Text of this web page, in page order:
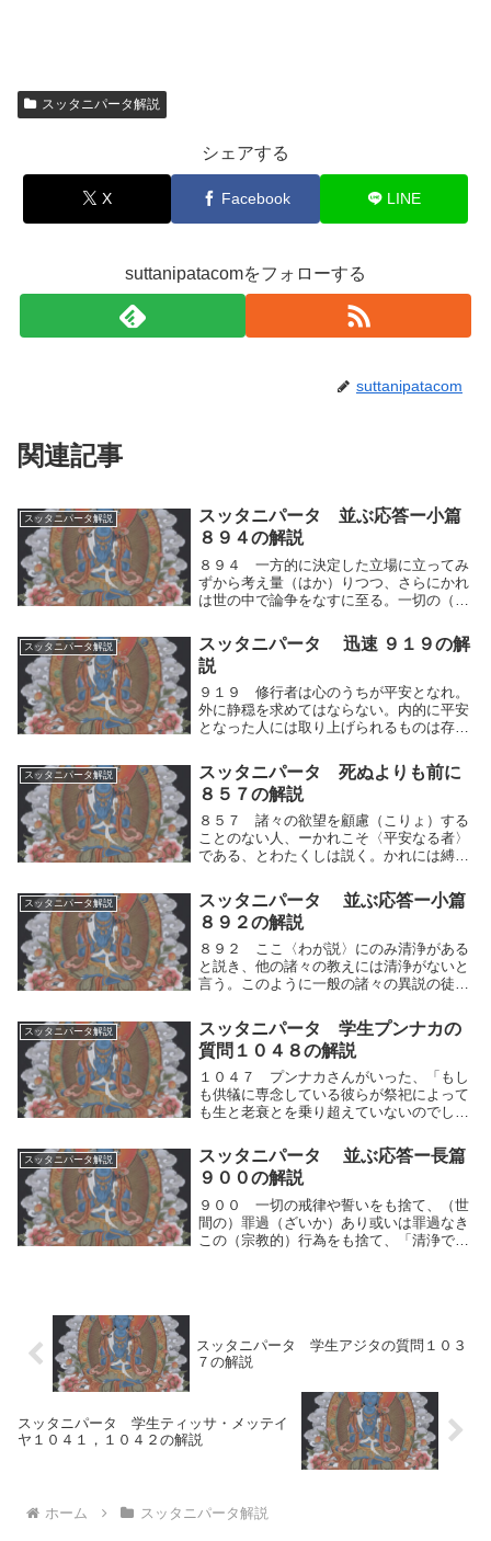
スッタニパータ解説
シェアする
X Facebook LINE
suttanipatacomをフォローする
suttanipatacom
関連記事
スッタニパータ解説
スッタニパータ 並ぶ応答ー小篇
８９４の解説
８９４ 一方的に決定した立場に立ってみ
ずから考え量（はか）りつつ、さらにかれ
は世の中で論争をなすに至る。一切の（哲
確執を起こすことがない。自他と言う一方
的に決定した立場に立ってみずから人間的
思考の運動（...
スッタニパータ解説
スッタニパータ 迅速 ９１９の解
説
９１９ 修行者は心のうちが平安となれ。
外に静穏を求めてはならない。内的に平安
となった人には取り上げられるものは存在
か。修行者は心のうち分ける思考を制して
平安となれ。外、すなわち頼るものに静穏
を求めてはな...
スッタニパータ解説
スッタニパータ 死ぬよりも前に
８５７の解説
８５７ 諸々の欲望を顧慮（こりょ）する
ことのない人、ーかれこそ〈平安なる者〉
である、とわたくしは説く。かれには縛
はすでに執着を渡り了（お）えた。人間的
思考の運動（快⇔不快）がもたらす諸々の
欲望を顧慮（こ...
スッタニパータ解説
スッタニパータ 並ぶ応答ー小篇
８９２の解説
８９２ ここ〈わが説〉にのみ清浄がある
と説き、他の諸々の教えには清浄がないと
言う。このように一般の諸々の異説の徒は
た）くたもって論ずる。ここわが説にのみ
清浄があると説き、他の諸々の教えには清
浄がないと言...
スッタニパータ解説
スッタニパータ 学生プンナカの
質問１０４８の解説
１０４７ プンナカさんがいった、「もし
も供犠に専念している彼らが祭祀によって
も生と老衰とを乗り超えていないのでした
世界のうちで生と老衰とを乗り超えた人は
誰なのですか？先生！あなたにお尋ねしま
す。それをわ...
スッタニパータ解説
スッタニパータ 並ぶ応答ー長篇
９００の解説
９００ 一切の戒律や誓いをも捨て、（世
間の）罪過（ざいか）あり或いは罪過なき
この（宗教的）行為をも捨て、「清浄であ
スッタニパータ 学生アジタの質問１０３
７の解説
スッタニパータ 学生ティッサ・メッテイ
ヤ１０４１，１０４２の解説
ホーム スッタニパータ解説